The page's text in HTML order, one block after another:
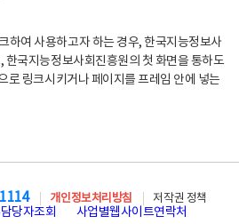
하여 사용하고자 하는 경우, 한국지능정보사
한국지능정보사회진흥원의 첫 화면을 통하도
로 링크시키거나 페이지를 프레임 안에 넣는
개인정보처리방침
저작권 정책
당자조회 사업별웹사이트연락처